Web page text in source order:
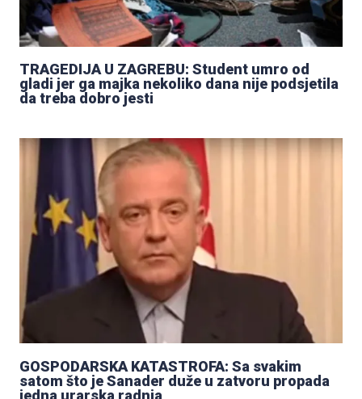
TRAGEDIJA U ZAGREBU: Student umro od
gladi jer ga majka nekoliko dana nije podsjetila
da treba dobro jesti
GOSPODARSKA KATASTROFA: Sa svakim
satom što je Sanader duže u zatvoru propada
jedna urarska radnja